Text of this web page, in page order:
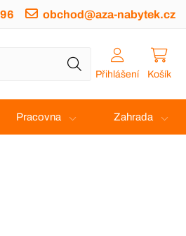
obchod@aza-nabytek.cz
Přihlášení Košík
Pracovna Zahrada